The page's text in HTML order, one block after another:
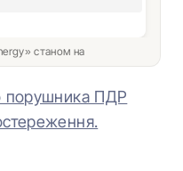
станом на
порушника ПДР